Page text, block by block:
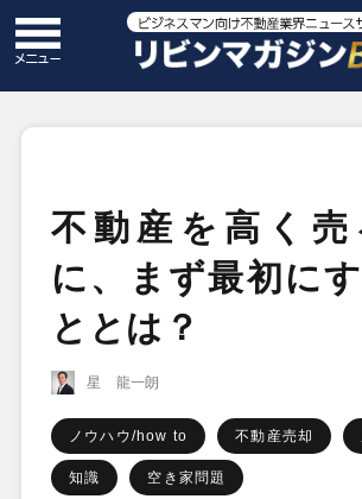
不動産を高く売
に、まず最初に
ととは？
星 龍一朗
ノウハウ/how to 不動産売却
知識 空き家問題